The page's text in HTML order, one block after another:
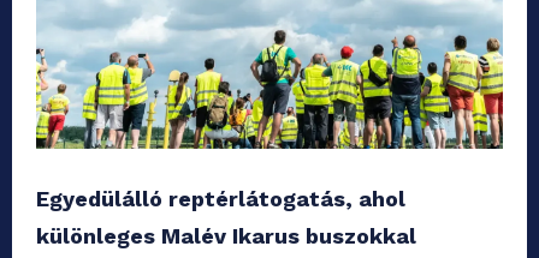
Egyedülálló reptérlátogatás, ahol
különleges Malév Ikarus buszokkal